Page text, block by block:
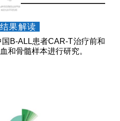
果解读
B-ALL患者CAR-T治疗前和
和骨髓样本进行研究。